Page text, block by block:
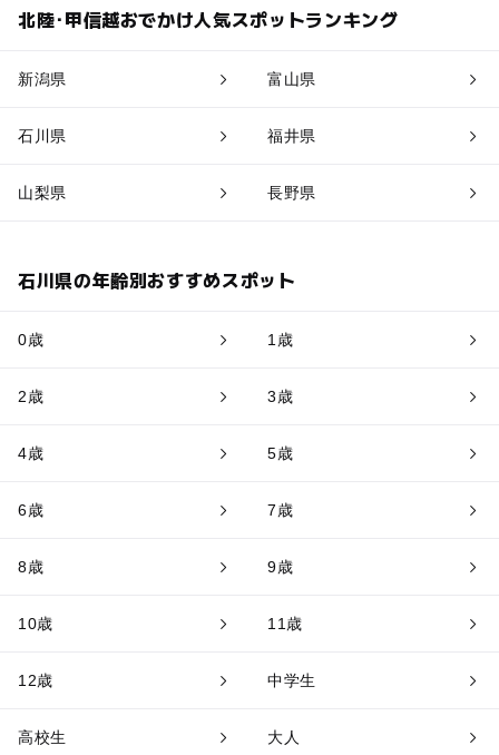
北陸･甲信越おでかけ人気スポットランキング
新潟県 富山県
石川県 福井県
山梨県 長野県
石川県の年齢別おすすめスポット
0歳 1歳
2歳 3歳
4歳 5歳
6歳 7歳
8歳 9歳
10歳 11歳
12歳 中学生
高校生 大人